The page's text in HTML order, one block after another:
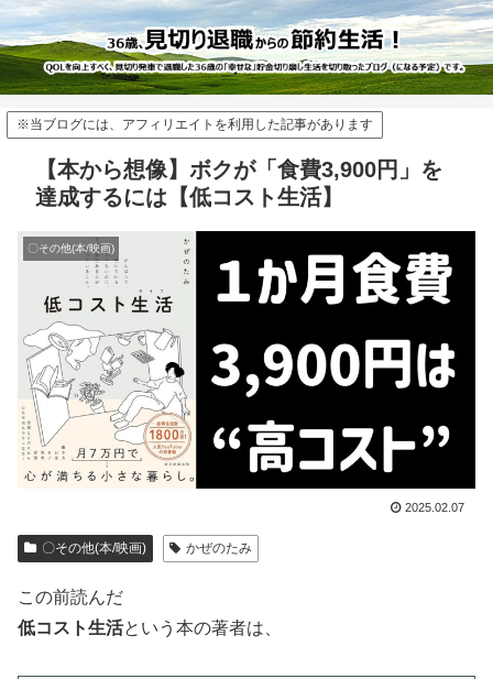
※当ブログには、アフィリエイトを利用した記事があります
【本から想像】ボクが「食費3,900円」を
達成するには【低コスト生活】
〇その他(本/映画)
2025.02.07
〇その他(本/映画) かぜのたみ
この前読んだ
低コスト生活という本の著者は、